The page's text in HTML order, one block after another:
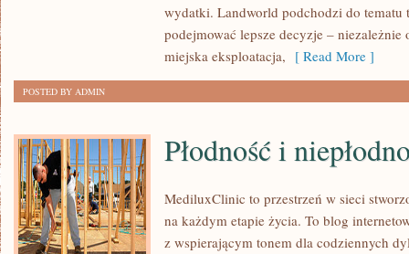
wydatki. Landworld podchodzi do tematu
podejmować lepsze decyzje –
miejska eksploatacja, [ Read More ]
POSTED BY ADMIN
Płodność i
MediluxClinic to przestrzeń w sieci
na każdym etapie życia. To blog
z wspierającym tonem dla codziennych